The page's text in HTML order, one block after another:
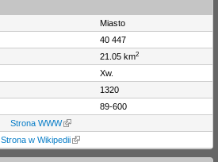
Miasto
40 447
21.05 km2
Xw.
1320
89-600
Strona WWW
Strona w Wikipedii